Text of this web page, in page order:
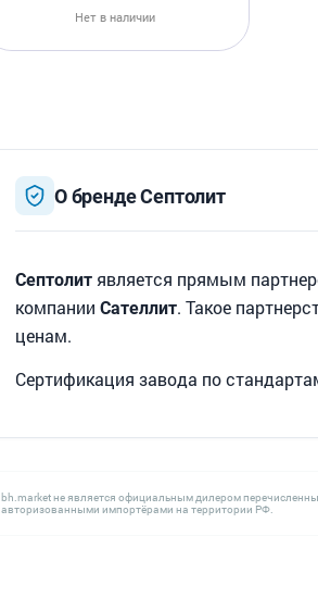
Нет в наличии
О бренде Септолит
Септолит является прямым
компании Сателлит. Такое
ценам.
Сертификация завода по
bh.market не является официальным дилером
авторизованными импортёрами на территории РФ.